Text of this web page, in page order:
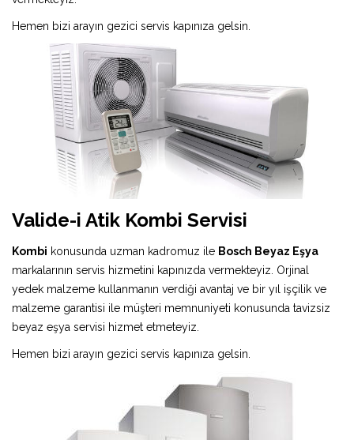
Hemen bizi arayın gezici servis kapınıza gelsin.
Valide-i Atik Kombi Servisi
Kombi konusunda uzman kadromuz ile Bosch Beyaz Eşya
markalarının servis hizmetini kapınızda vermekteyiz. Orjinal
yedek malzeme kullanmanın verdiği avantaj ve bir yıl işçilik ve
malzeme garantisi ile müşteri memnuniyeti konusunda tavizsiz
beyaz eşya servisi hizmet etmeteyiz.
Hemen bizi arayın gezici servis kapınıza gelsin.